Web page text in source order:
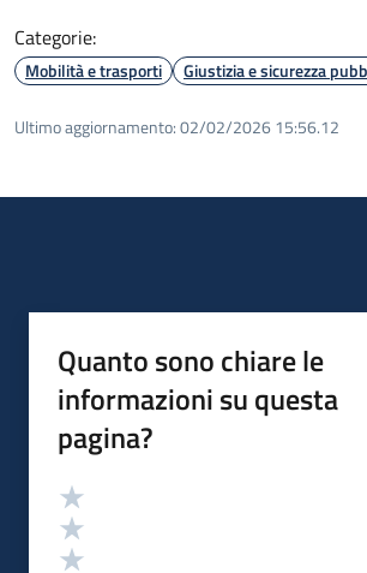
Categorie:
Mobilità e trasporti Giustizia e sicurezza
Ultimo aggiornamento:02/02/2026 15:56.12
Quanto sono chiare le
informazioni su questa
pagina?
Valutazione